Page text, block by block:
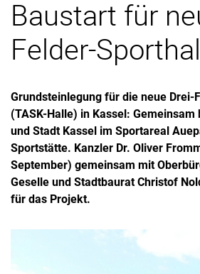
Baustart für
Felder-
Grundsteinlegung für die neue Drei-
(TASK-Halle) in Kassel:
und Stadt Kassel im Sportareal
Sportstätte. Kanzler Dr. Oliver
September) gemeinsam mit
Geselle und Stadtbaurat Christof
für das Projekt.